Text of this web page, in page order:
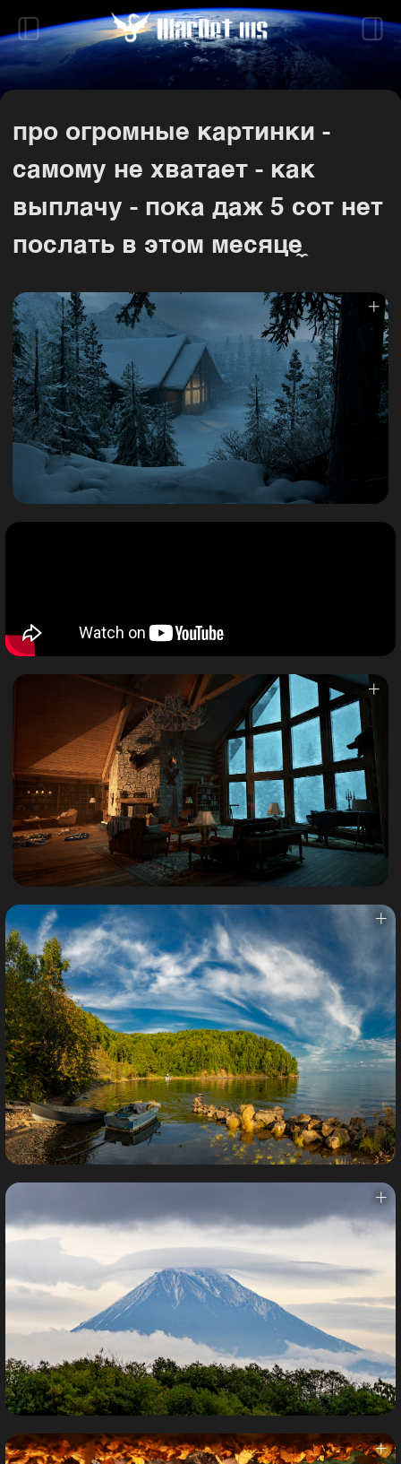
про огромные картинки -
самому не хватает - как
выплачу - пока даж 5 сот нет
послать в этом месяце ̼